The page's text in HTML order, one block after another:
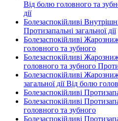
Від болю головного та
дії
Болезаспокійливі
Протизапальні загальної дії
Болезаспокійливі
головного та зубного
Болезаспокійливі
головного та зубного
Болезаспокійливі
загальної дії Від болю
Болезаспокійливі
Болезаспокійливі
головного та зубного
Болезаспокійливі